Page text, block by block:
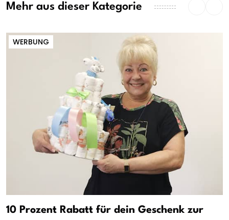
Mehr aus dieser Kategorie
WERBUNG
10 Prozent Rabatt für dein Geschenk zur